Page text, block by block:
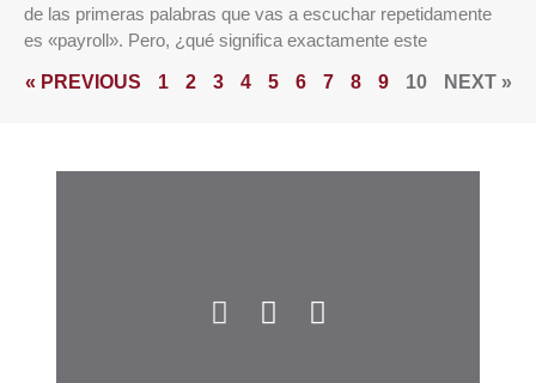
de las primeras palabras que vas a escuchar repetidamente
es «payroll». Pero, ¿qué significa exactamente este
« PREVIOUS 1 2 3 4 5 6 7 8 9 10 NEXT »